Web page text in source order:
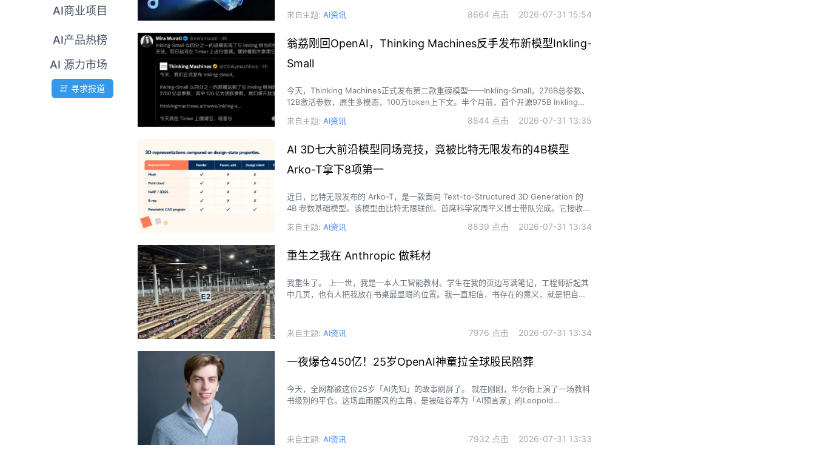
AI商业项目
AI产品热榜
AI 源力市场
寻求报道
来自主题: AI资讯 8664 点击 2026-07-31 15:54
翁荔刚回OpenAI，Thinking Machines反手发布新模型Inkling-
Small
今天，Thinking Machines正式发布第二款重磅模型——Inkling-Small。276B总参数、
12B激活参数，原生多模态，100万token上下文。半个月前，首个开源975B Inkling登
来自主题: AI资讯 8844 点击 2026-07-31 13:35
AI 3D七大前沿模型同场竞技，竟被比特无限发布的4B模型
Arko-T拿下8项第一
近日，比特无限发布的 Arko-T，是一款面向 Text-to-Structured 3D Generation 的
4B 参数基础模型。该模型由比特无限联创、首席科学家周平义博士带队完成。它接收自
到带有命名参数、结构特征和建模过程的 CAD 设计实体。
来自主题: AI资讯 8839 点击 2026-07-31 13:34
重生之我在 Anthropic 做耗材
我重生了。 上一世，我是一本人工智能教材。学生在我的页边写满笔记，工程师折起其
中几页，也有人把我放在书桌最显眼的位置。我一直相信，书存在的意义，就是把自己
来自主题: AI资讯 7976 点击 2026-07-31 13:34
一夜爆仓450亿！25岁OpenAI神童拉全球股民陪葬
今天，全网都被这位25岁「AI先知」的故事刷屏了。 就在刚刚，华尔街上演了一场教科
书级别的平仓。这场血雨腥风的主角，是被硅谷奉为「AI预言家」的Leopold
来自主题: AI资讯 7932 点击 2026-07-31 13:33